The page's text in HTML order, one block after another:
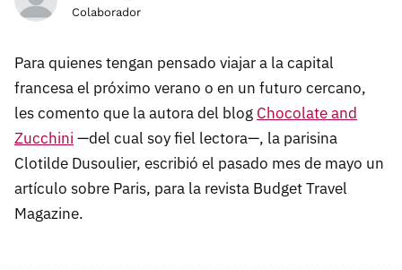
Colaborador
Para quienes tengan pensado viajar a la capital
francesa el próximo verano o en un futuro cercano,
les comento que la autora del blog Chocolate and
Zucchini —del cual soy fiel lectora—, la parisina
Clotilde Dusoulier, escribió el pasado mes de mayo un
artículo sobre Paris, para la revista Budget Travel
Magazine.